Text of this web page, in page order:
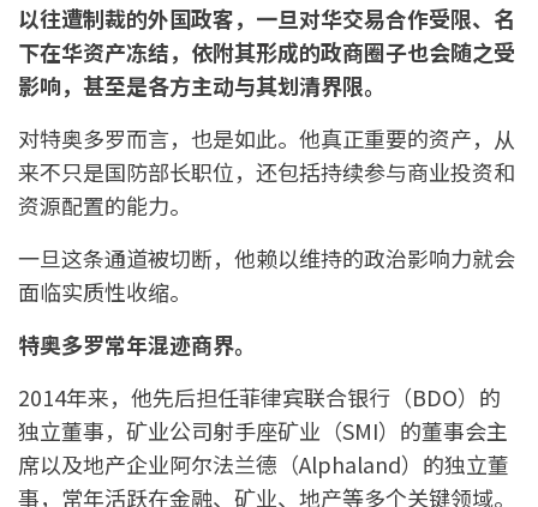
以往遭制裁的外国政客，一旦对华交易合作受限、名
下在华资产冻结，依附其形成的政商圈子也会随之受
影响，甚至是各方主动与其划清界限。
对特奥多罗而言，也是如此。他真正重要的资产，从
来不只是国防部长职位，还包括持续参与商业投资和
资源配置的能力。
一旦这条通道被切断，他赖以维持的政治影响力就会
面临实质性收缩。
特奥多罗常年混迹商界。
2014年来，他先后担任菲律宾联合银行（BDO）的
独立董事，矿业公司射手座矿业（SMI）的董事会主
席以及地产企业阿尔法兰德（Alphaland）的独立董
事，常年活跃在金融、矿业、地产等多个关键领域。